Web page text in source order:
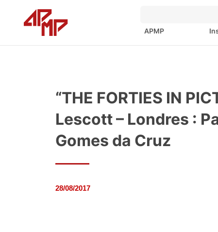
APMP
“THE FORTIES IN
Lescott – Londres :
Gomes da Cruz
28/08/2017